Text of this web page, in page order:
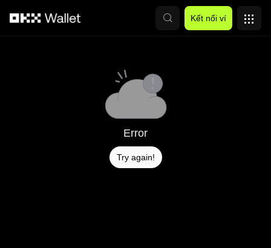
Kết nối ví
Error
Try again!